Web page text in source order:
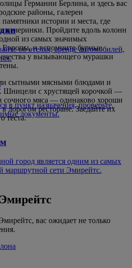
Германии Берлина, и здесь вас
районы, галереи
памятники истории и места, где
вечеринки. Пройдите вдоль колонн
из самых значимых
Европы, и вспомните бурные
у вызывающего мурашки
сытными мясными блюдами и
Шницели с хрустящей корочкой —
сочного мяса — одинаково хороши
дорогом ресторане. Заедайте их
теста.
об отелях, аренде автомобилей,
в пункт назначения, проверьте,
документы.
город является одним из самых
маршрутной сети Эмирейтс.
вас ожидает не только